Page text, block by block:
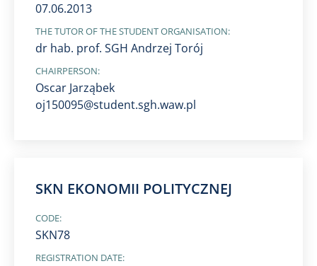
07.06.2013
THE TUTOR OF THE STUDENT ORGANISATION:
dr hab. prof. SGH Andrzej Torój
CHAIRPERSON:
Oscar Jarząbek
oj150095@student.sgh.waw.pl
SKN EKONOMII POLITYCZNEJ
CODE:
SKN78
REGISTRATION DATE: